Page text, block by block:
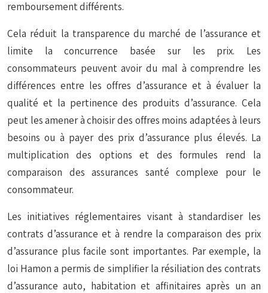
remboursement différents.
Cela réduit la transparence du marché de l’assurance et
limite la concurrence basée sur les prix. Les
consommateurs peuvent avoir du mal à comprendre les
différences entre les offres d’assurance et à évaluer la
qualité et la pertinence des produits d’assurance. Cela
peut les amener à choisir des offres moins adaptées à leurs
besoins ou à payer des prix d’assurance plus élevés. La
multiplication des options et des formules rend la
comparaison des assurances santé complexe pour le
consommateur.
Les initiatives réglementaires visant à standardiser les
contrats d’assurance et à rendre la comparaison des prix
d’assurance plus facile sont importantes. Par exemple, la
loi Hamon a permis de simplifier la résiliation des contrats
d’assurance auto, habitation et affinitaires après un an